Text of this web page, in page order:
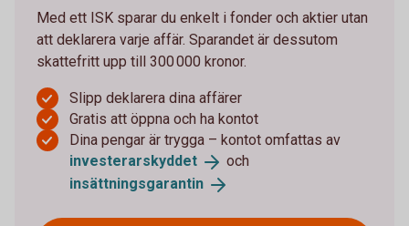
Med ett ISK sparar du enkelt i fonder och aktier utan
att deklarera varje affär. Sparandet är dessutom
skattefritt upp till 300 000 kronor.
Slipp deklarera dina affärer
Gratis att öppna och ha kontot
Dina pengar är trygga – kontot omfattas av
investerarskyddet
och
insättningsgarantin